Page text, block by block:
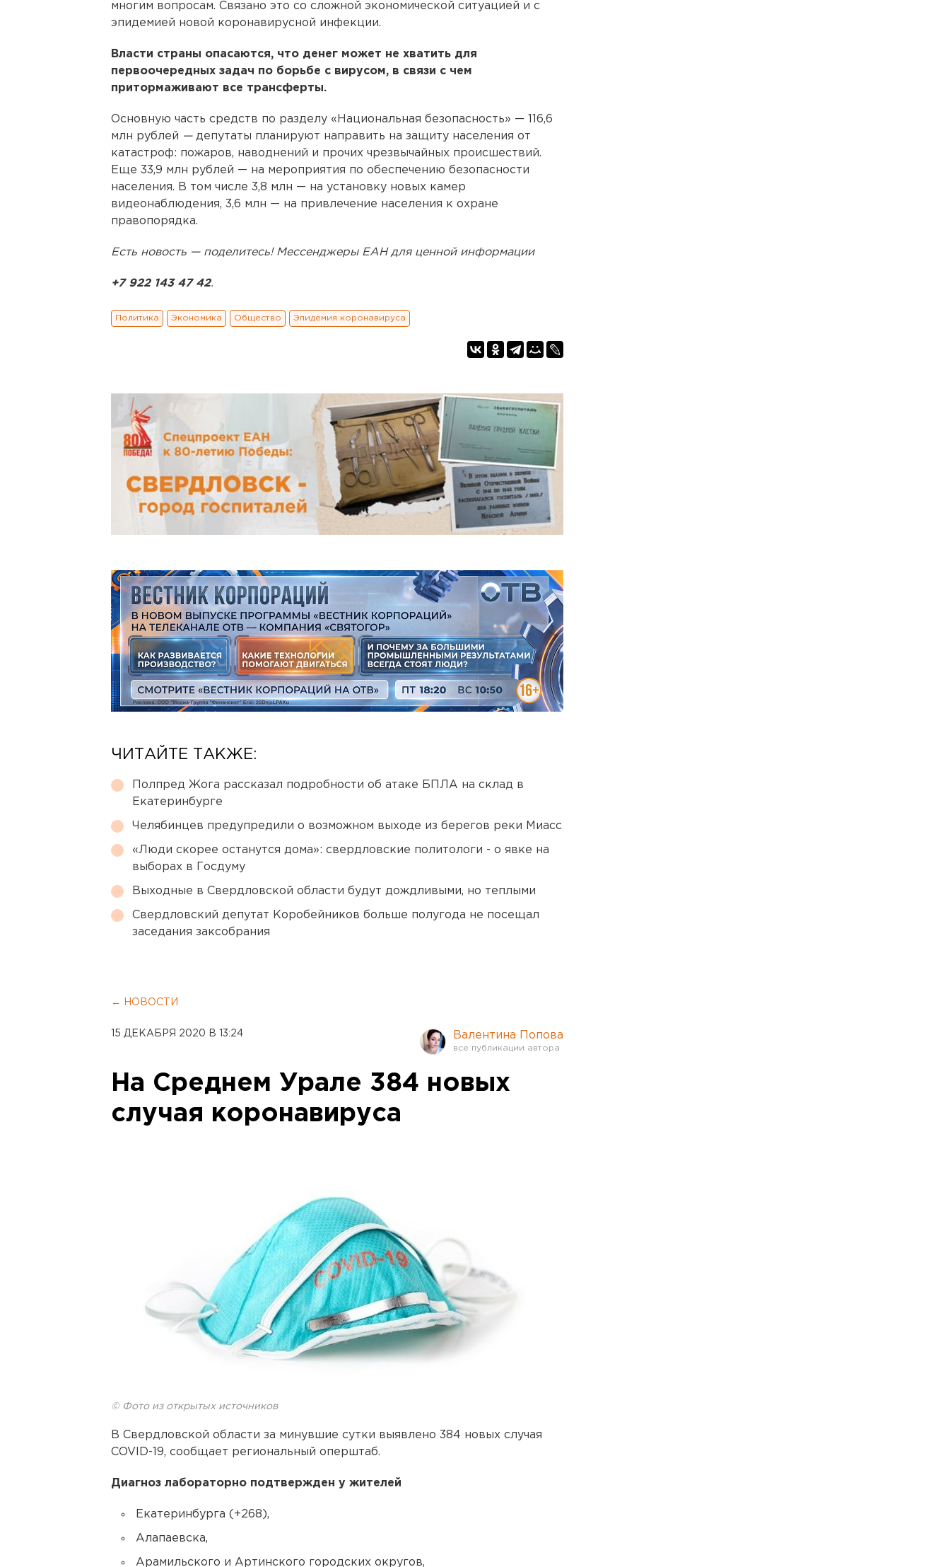
многим вопросам. Связано это со сложной экономической ситуацией и с
эпидемией новой коронавирусной инфекции.
Власти страны опасаются, что денег может не хватить для
первоочередных задач по борьбе с вирусом, в связи с чем
притормаживают все трансферты.
Основную часть средств по разделу «Национальная безопасность» — 116,6
млн рублей —депутаты планируют направить на защиту населения от
катастроф: пожаров, наводнений и прочих чрезвычайных происшествий.
Еще 33,9 млн рублей — на мероприятия по обеспечению безопасности
населения. В том числе 3,8 млн — на установку новых камер
видеонаблюдения, 3,6 млн — на привлечение населения к охране
правопорядка.
Есть новость — поделитесь! Мессенджеры ЕАН для ценной информации
+7 922 143 47 42.
Политика Экономика Общество Эпидемия коронавируса
ЧИТАЙТЕ ТАКЖЕ:
Полпред Жога рассказал подробности об атаке БПЛА на склад в
Екатеринбурге
Челябинцев предупредили о возможном выходе из берегов реки Миасс
«Люди скорее останутся дома»: свердловские политологи - о явке на
выборах в Госдуму
Выходные в Свердловской области будут дождливыми, но теплыми
Свердловский депутат Коробейников больше полугода не посещал
заседания заксобрания
← НОВОСТИ
15 ДЕКАБРЯ 2020 В 13:24 Валентина Попова
На Среднем Урале 384 новых
случая коронавируса
© Фото из открытых источников
В Свердловской области за минувшие сутки выявлено 384 новых случая
COVID-19, сообщает региональный оперштаб.
Диагноз лабораторно подтвержден у жителей
Екатеринбурга (+268),
Алапаевска,
Арамильского и Артинского городских округов,